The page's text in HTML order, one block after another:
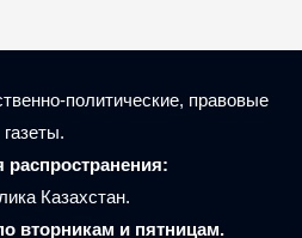
политические, правовые
газеты.
распространения:
Казахстан.
вторникам и пятницам.